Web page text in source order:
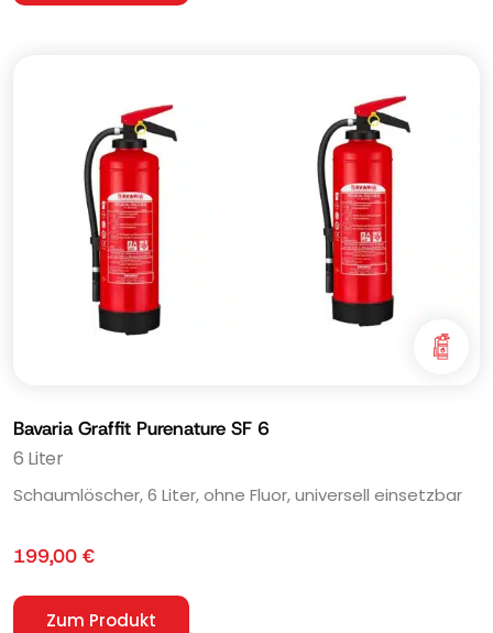
Bavaria Graffit Purenature SF 6
6 Liter
Schaumlöscher, 6 Liter, ohne Fluor, universell einsetzbar
199,00 €
Zum Produkt